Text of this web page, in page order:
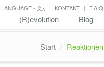
LANGUAGE - 文A KONTAKT F.A.Q
(R)evolution Blog
Start Reaktionen